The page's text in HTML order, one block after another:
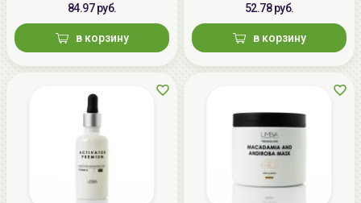
84.97 руб.
в корзину
52.78 руб.
в корзину